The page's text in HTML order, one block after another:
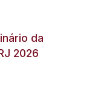
da
2026